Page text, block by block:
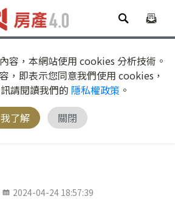
容，本網站使用 cookies 分析技術。
，即表示您同意我們使用 cookies，
請閱讀我們的 隱私權政策 。
我了解
關閉
2024-04-24 18:57:39